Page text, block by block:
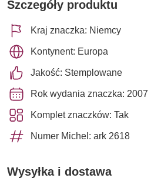
Szczegóły produktu
Kraj znaczka: Niemcy
Kontynent: Europa
Jakość: Stemplowane
Rok wydania znaczka: 2007
Komplet znaczków: Tak
Numer Michel: ark 2618
Wysyłka i dostawa